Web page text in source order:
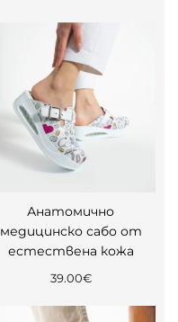
Анатомично
медицинско сабо от
естествена кожа
39.00€